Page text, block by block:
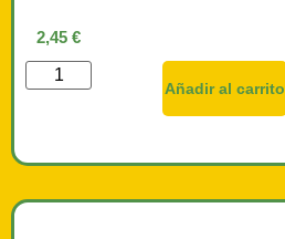
2,45 €
Añadir al carrito